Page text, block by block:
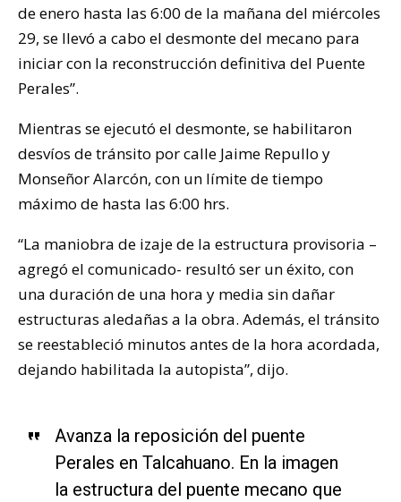
de enero hasta las 6:00 de la mañana del miércoles
29, se llevó a cabo el desmonte del mecano para
iniciar con la reconstrucción definitiva del Puente
Perales”.
Mientras se ejecutó el desmonte, se habilitaron
desvíos de tránsito por calle Jaime Repullo y
Monseñor Alarcón, con un límite de tiempo
máximo de hasta las 6:00 hrs.
“La maniobra de izaje de la estructura provisoria –
agregó el comunicado- resultó ser un éxito, con
una duración de una hora y media sin dañar
estructuras aledañas a la obra. Además, el tránsito
se reestableció minutos antes de la hora acordada,
dejando habilitada la autopista”, dijo.
Avanza la reposición del puente
Perales en Talcahuano. En la imagen
la estructura del puente mecano que